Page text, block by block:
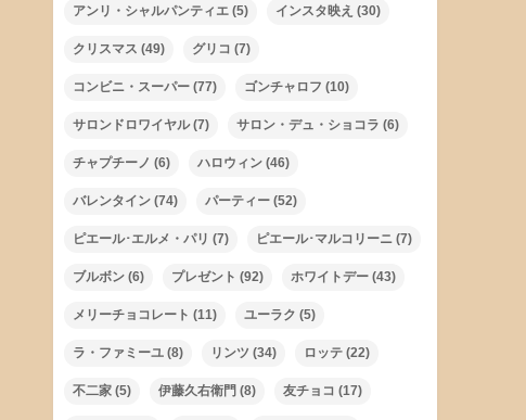
アンリ・シャルパンティエ (5) インスタ映え (30)
クリスマス (49) グリコ (7)
コンビニ・スーパー (77) ゴンチャロフ (10)
サロンドロワイヤル(7) サロン・デュ・ショコラ (6)
チャプチーノ (6) ハロウィン (46)
バレンタイン (74) パーティー (52)
ピエール･エルメ・パリ (7) ピエール･マルコリーニ (7)
ブルボン (6) プレゼント (92) ホワイトデー (43)
メリーチョコレート (11) ユーラク (5)
ラ・ファミーユ (8) リンツ (34) ロッテ (22)
不二家 (5) 伊藤久右衛門 (8) 友チョコ (17)